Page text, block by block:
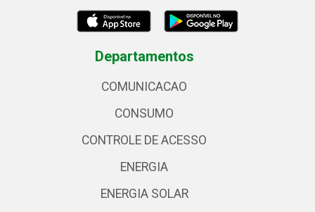
Departamentos
COMUNICACAO
CONSUMO
CONTROLE DE ACESSO
ENERGIA
ENERGIA SOLAR